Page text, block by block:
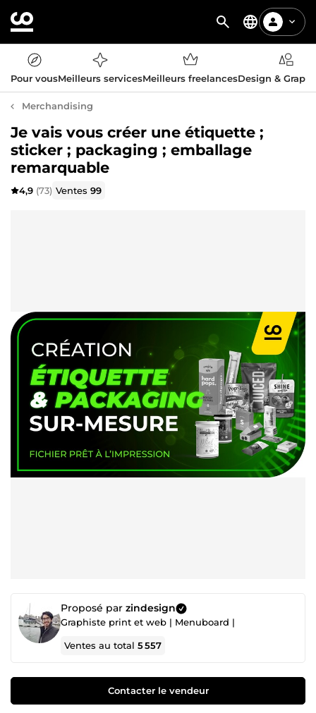
Pour vousMeilleurs servicesMeilleurs freelancesDesign &
Merchandising
Je vais vous créer une étiquette ;
sticker ; packaging ; emballage
remarquable
4,9 (73) Ventes99
Proposé par zindesign
Graphiste print et web | Menuboard |
Ventes au total5 557
Contacter le vendeur